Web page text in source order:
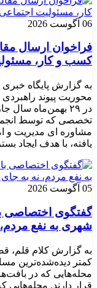
06 آگوست 2026
فراخوان ارسال
کسب و کار،
به گزارش پایگاه خبری
محوریت پیوند
در ۲۹ بهمن‌ماه
تخصصی که توسط
مشاوره ای مدیریت و
یافته، با هدف ایجاد
05 آگوست 2026
گفتگوی اختصاصی
شهری به نفع
به گزارش کلام قلم،
کمتر دیده‌شده‌ترین
محله‌هایی که در
قرار دارند. محله‌هایی